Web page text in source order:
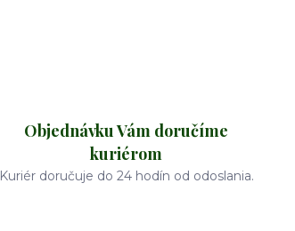
Objednávku Vám doručíme
kuriérom
Kuriér doručuje do 24 hodín od odoslania.